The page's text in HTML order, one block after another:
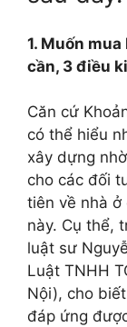
1. Muốn
cần, 3 điều
Căn cứ
có thể hiểu
xây dựng
cho các đối
tiên về nhà
này. Cụ thể,
luật sư
Luật TNHH
Nội), cho
đáp ứng